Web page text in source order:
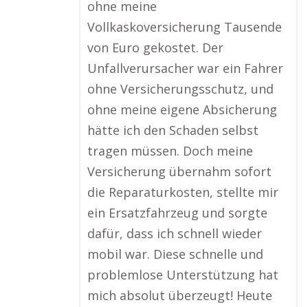
ohne meine
Vollkaskoversicherung Tausende
von Euro gekostet. Der
Unfallverursacher war ein Fahrer
ohne Versicherungsschutz, und
ohne meine eigene Absicherung
hätte ich den Schaden selbst
tragen müssen. Doch meine
Versicherung übernahm sofort
die Reparaturkosten, stellte mir
ein Ersatzfahrzeug und sorgte
dafür, dass ich schnell wieder
mobil war. Diese schnelle und
problemlose Unterstützung hat
mich absolut überzeugt! Heute